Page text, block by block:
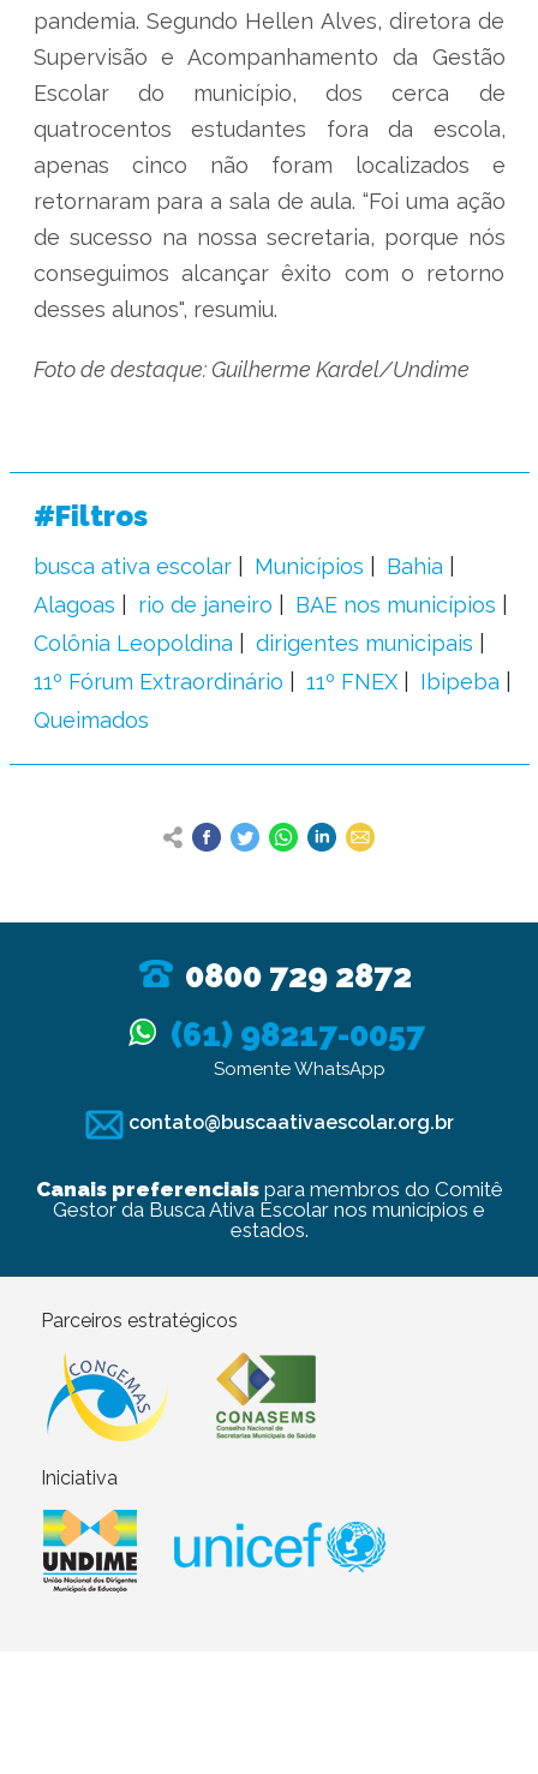
pandemia. Segundo Hellen Alves, diretora de
Supervisão e Acompanhamento da Gestão
Escolar do município, dos cerca de
quatrocentos estudantes fora da escola,
apenas cinco não foram localizados e
retornaram para a sala de aula. “Foi uma ação
de sucesso na nossa secretaria, porque nós
conseguimos alcançar êxito com o retorno
desses alunos", resumiu.
Foto de destaque: Guilherme Kardel/Undime
#Filtros
busca ativa escolar Municípios
Bahia
Alagoas
rio de janeiro
BAE nos municípios
Colônia Leopoldina
dirigentes municipais
11º Fórum Extraordinário
11º FNEX
Ibipeba
Queimados
0800 729 2872
(61) 98217-0057
Somente WhatsApp
contato@buscaativaescolar.org.br
Canais preferenciaispara membros do Comitê
Gestor da Busca Ativa Escolar nos municípios e
estados.
Parceiros estratégicos
Iniciativa